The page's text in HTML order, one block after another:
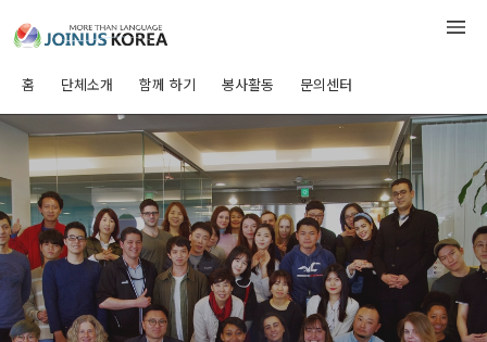
홈 단체소개 함께 하기 봉사활동 문의센터